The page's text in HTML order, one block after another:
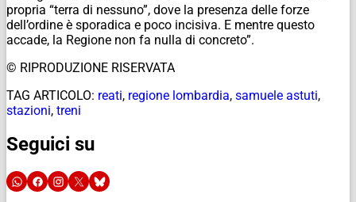
propria “terra di nessuno”, dove la presenza delle forze
dell’ordine è sporadica e poco incisiva. E mentre questo
accade, la Regione non fa nulla di concreto”.
© RIPRODUZIONE RISERVATA
TAG ARTICOLO: reati, regione lombardia, samuele astuti,
stazioni, treni
Seguici su